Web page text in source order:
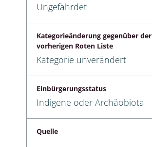
Ungefährdet
Kategorieänderung gegenüber der
vorherigen Roten Liste
Kategorie unverändert
Einbürgerungsstatus
Indigene oder Archäobiota
Quelle